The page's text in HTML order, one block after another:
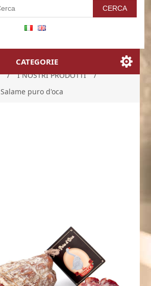
CATEGORIE
/ I NOSTRI PRODOTTI
/
Salame puro d'oca